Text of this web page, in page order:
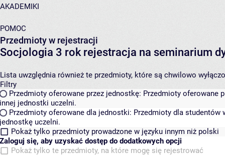
AKADEMIKI
POMOC
Przedmioty w rejestracji
Socjologia 3 rok rejestracja na seminarium
Lista uwzględnia również te przedmioty, które są chwilowo
Filtry
Przedmioty oferowane przez jednostkę: Przedmioty oferowane
innej jednostki uczelni.
Przedmioty oferowane dla jednostki: Przedmioty dla studentów
jednostkę uczelni.
Pokaż tylko przedmioty prowadzone w języku innym niż polski
Zaloguj się, aby uzyskać dostęp do dodatkowych opcji
Pokaż tylko te przedmioty, na które mogę się rejestrować